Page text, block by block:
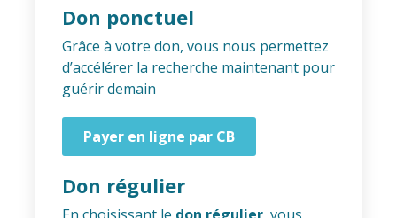
Don ponctuel
Grâce à votre don, vous nous permettez
d’accélérer la recherche maintenant pour
guérir demain
Payer en ligne par CB
Don régulier